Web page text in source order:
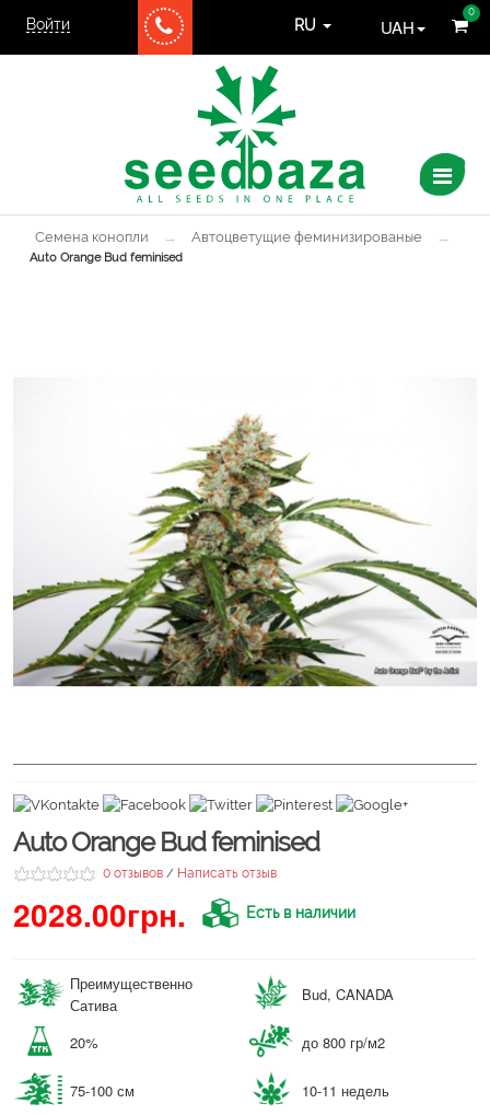
Войти
0
RU UAH
Семена конопли → Автоцветущие феминизированые →
Auto Orange Bud feminised
Auto Orange Bud feminised
0 отзывов / Написать отзыв
2028.00грн. Есть в наличии
Преимущественно
Сатива
Bud, CANADA
20% до 800 гр/м2
75-100 см 10-11 недель